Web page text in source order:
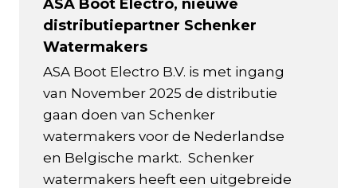
ASA Boot Electro, nieuwe
distributiepartner Schenker
Watermakers
ASA Boot Electro B.V. is met ingang
van November 2025 de distributie
gaan doen van Schenker
watermakers voor de Nederlandse
en Belgische markt. Schenker
watermakers heeft een uitgebreide